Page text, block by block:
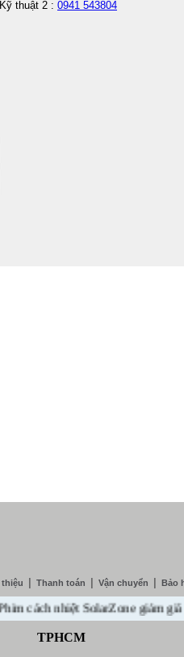
Kỹ thuật 2 : 0941 543804
Thanh toán Vận chuyển Bảo
cách nhiệt SolarZone giảm giá
TPHCM